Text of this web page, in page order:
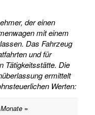
der einen
mit einem
Das Fahrzeug
und für
Tätigkeitsstätte. Die
ermittelt
Werten:
=